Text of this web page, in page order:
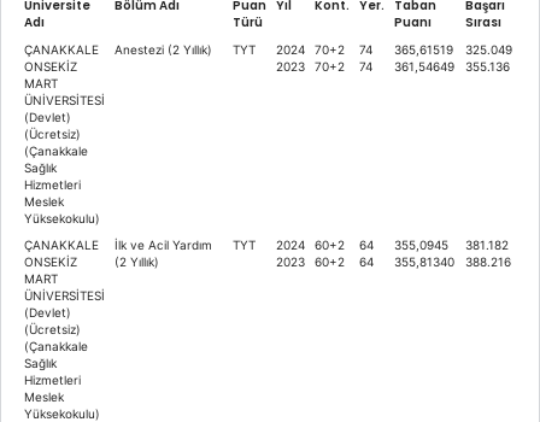
Üniversite
Adı
Bölüm Adı
Puan
Türü
Yıl Kont. Yer.
Taban
Puanı
Başarı
Sırası
ÇANAKKALE
ONSEKİZ
MART
ÜNİVERSİTESİ
(Devlet)
(Ücretsiz)
(Çanakkale
Sağlık
Hizmetleri
Meslek
Yüksekokulu)
Anestezi (2 Yıllık) TYT
2024
2023
70+2
70+2
74
74
365,61519
361,54649
325.049
355.136
ÇANAKKALE
ONSEKİZ
MART
ÜNİVERSİTESİ
(Devlet)
(Ücretsiz)
(Çanakkale
Sağlık
Hizmetleri
Meslek
Yüksekokulu)
İlk ve Acil Yardım
(2 Yıllık)
TYT
2024
2023
60+2
60+2
64
64
355,0945
355,81340
381.182
388.216